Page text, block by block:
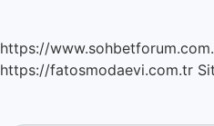
https://
https://fatosmodaevi.com.tr